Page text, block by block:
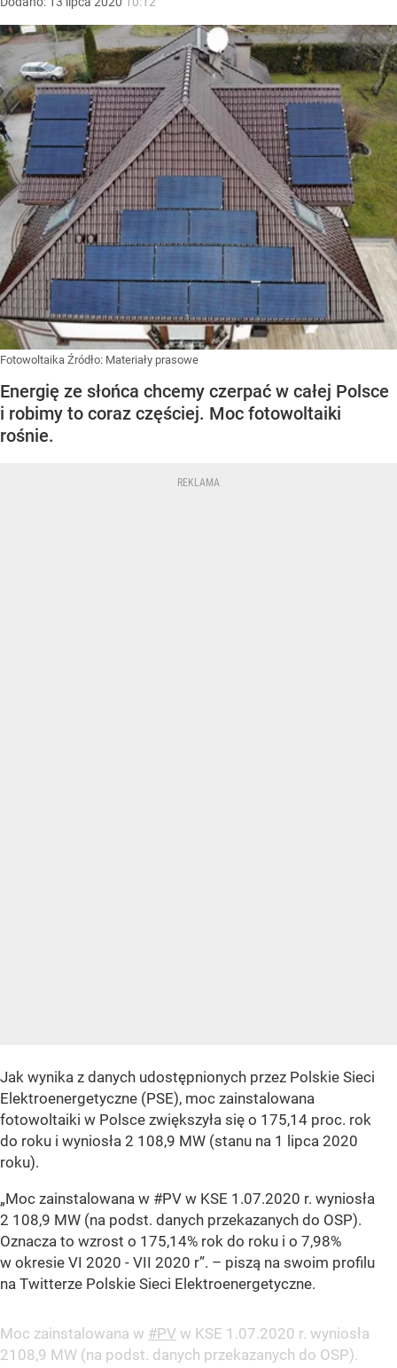
Fotowoltaika Źródło: Materiały prasowe
Energię ze słońca chcemy czerpać w całej Polsce
i robimy to coraz częściej. Moc fotowoltaiki
rośnie.
Jak wynika z danych udostępnionych przez Polskie Sieci
Elektroenergetyczne (PSE), moc zainstalowana
fotowoltaiki w Polsce zwiększyła się o 175,14 proc. rok
do roku i wyniosła 2 108,9 MW (stanu na 1 lipca 2020
roku).
„Moc zainstalowana w #PV w KSE 1.07.2020 r. wyniosła
2 108,9 MW (na podst. danych przekazanych do OSP).
Oznacza to wzrost o 175,14% rok do roku i o 7,98%
w okresie VI 2020 - VII 2020 r”. – piszą na swoim profilu
na Twitterze Polskie Sieci Elektroenergetyczne.
Moc zainstalowana w #PV w KSE 1.07.2020 r. wyniosła
2108,9 MW (na podst. danych przekazanych do OSP).